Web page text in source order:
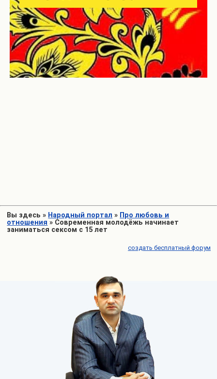
Вы здесь » Народный портал » Про любовь и
отношения » Современная молодёжь начинает
заниматься сексом с 15 лет
создать бесплатный форум